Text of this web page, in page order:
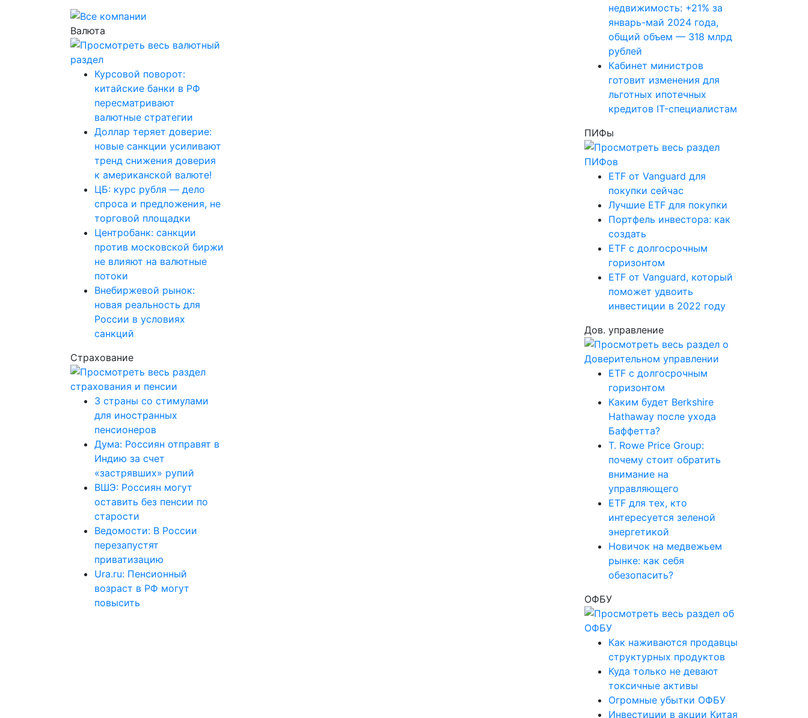
Валюта
Курсовой поворот:
китайские банки в РФ
пересматривают
валютные стратегии
Доллар теряет доверие:
новые санкции усиливают
тренд снижения доверия
к американской валюте!
ЦБ: курс рубля — дело
спроса и предложения, не
торговой площадки
Центробанк: санкции
против московской биржи
не влияют на валютные
потоки
Внебиржевой рынок:
новая реальность для
России в условиях
санкций
Страхование
3 страны со стимулами
для иностранных
пенсионеров
Дума: Россиян отправят в
Индию за счет
«застрявших» рупий
ВШЭ: Россиян могут
оставить без пенсии по
старости
Ведомости: В России
перезапустят
приватизацию
Ura.ru: Пенсионный
возраст в РФ могут
повысить
недвижимость: +21% за
январь-май 2024 года,
общий объем — 318 млрд
рублей
Кабинет министров
готовит изменения для
льготных ипотечных
кредитов IT-специалистам
ПИФы
ETF от Vanguard для
покупки сейчас
Лучшие ETF для покупки
Портфель инвестора: как
создать
ETF с долгосрочным
горизонтом
ETF от Vanguard, который
поможет удвоить
инвестиции в 2022 году
Дов. управление
ETF с долгосрочным
горизонтом
Каким будет Berkshire
Hathaway после ухода
Баффетта?
T. Rowe Price Group:
почему стоит обратить
внимание на
управляющего
ETF для тех, кто
интересуется зеленой
энергетикой
Новичок на медвежьем
рынке: как себя
обезопасить?
ОФБУ
Как наживаются продавцы
структурных продуктов
Куда только не девают
токсичные активы
Огромные убытки ОФБУ
Инвестиции в акции Китая